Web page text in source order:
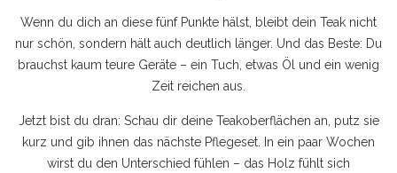
Wenn du dich an diese fünf Punkte hälst, bleibt dein Teak nicht
nur schön, sondern hält auch deutlich länger. Und das Beste: Du
brauchst kaum teure Geräte – ein Tuch, etwas Öl und ein wenig
Zeit reichen aus.
Jetzt bist du dran: Schau dir deine Teakoberflächen an, putz sie
kurz und gib ihnen das nächste Pflegeset. In ein paar Wochen
wirst du den Unterschied fühlen – das Holz fühlt sich